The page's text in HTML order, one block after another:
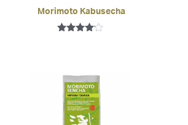
Morimoto Kabusecha